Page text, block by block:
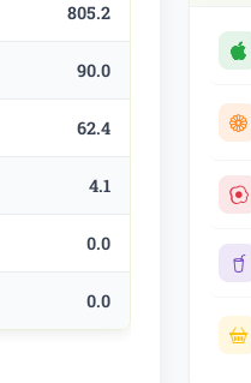
805.2
90.0
62.4
4.1
0.0
0.0